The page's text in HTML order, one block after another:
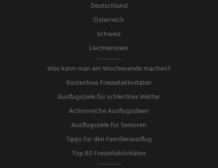
Deutschland
Österreich
Schweiz
Liechtenstein
Was kann man am Wochenende machen?
Kostenlose Freizeitaktivitäten
Ausflugsziele für schlechtes Wetter
Actionreiche Ausflugsideen
Ausflugsziele für Senioren
Tipps für den Familienausflug
Top 80 Freizeitaktivitäten